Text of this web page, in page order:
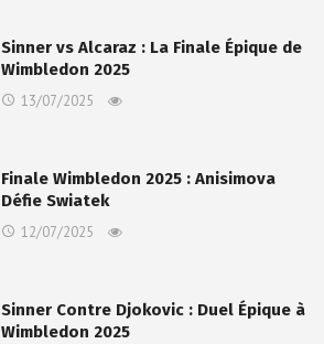
Sinner vs Alcaraz : La Finale Épique de
Wimbledon 2025
13/07/2025
Finale Wimbledon 2025 : Anisimova
Défie Swiatek
12/07/2025
Sinner Contre Djokovic : Duel Épique à
Wimbledon 2025